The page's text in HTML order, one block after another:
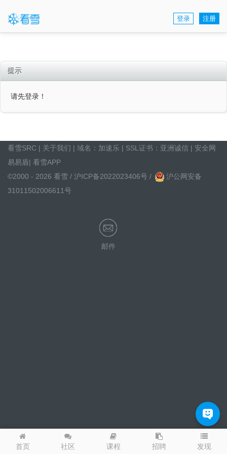
登录 注册
首页 社区 课程 招聘 发现
提示
请先登录！
看雪SRC | 关于我们 | 域名： 加速乐 | SSL证书： 亚洲诚信 | 安全网
易易盾| 看雪APP
©2000 - 2026 看雪 / 沪ICP备2022023406号 /
沪公网安备
31011502006611号
邮件